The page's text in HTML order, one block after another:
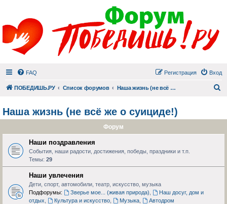
FAQ Вход
Регистрация
ПОБЕДИШЬ.РУ Список форумов Наша жизнь (не всё же о суициде!)
Наша жизнь (не всё же о суициде!)
Форум
Наши поздравления
События, наши радости, достижения, победы, праздники и т.п.
Темы: 29
Наши увлечения
Дети, спорт, автомобили, театр, искусство, музыка
Подфорумы:
Зверье мое... (живая природа)
Наш досуг, дом и
отдых
Культура и искусство, Музыка,
Автодром